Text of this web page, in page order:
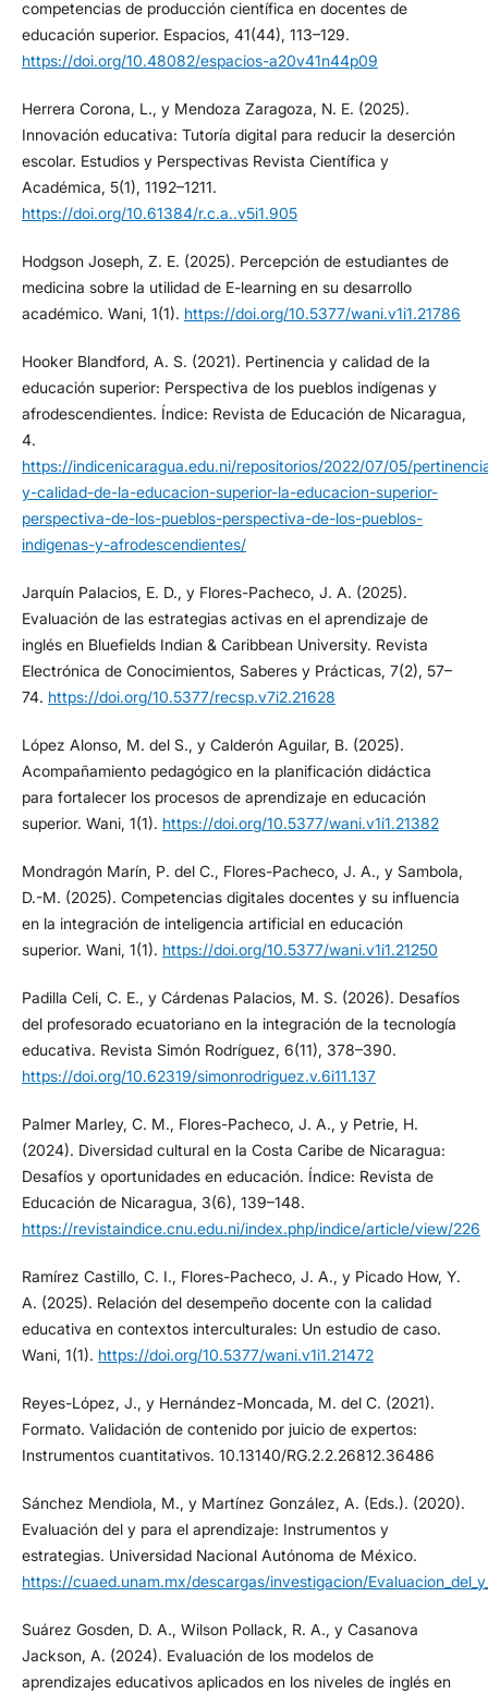
competencias de producción científica en docentes de
educación superior. Espacios, 41(44), 113–129.
https://doi.org/10.48082/espacios-a20v41n44p09
Herrera Corona, L., y Mendoza Zaragoza, N. E. (2025).
Innovación educativa: Tutoría digital para reducir la deserción
escolar. Estudios y Perspectivas Revista Científica y
Académica, 5(1), 1192–1211.
https://doi.org/10.61384/r.c.a..v5i1.905
Hodgson Joseph, Z. E. (2025). Percepción de estudiantes de
medicina sobre la utilidad de E-learning en su desarrollo
académico. Wani, 1(1). https://doi.org/10.5377/wani.v1i1.21786
Hooker Blandford, A. S. (2021). Pertinencia y calidad de la
educación superior: Perspectiva de los pueblos indígenas y
afrodescendientes. Índice: Revista de Educación de Nicaragua,
4.
https://indicenicaragua.edu.ni/repositorios/2022/07/05/
y-calidad-de-la-educacion-superior-la-educacion-superior-
perspectiva-de-los-pueblos-perspectiva-de-los-pueblos-
indigenas-y-afrodescendientes/
Jarquín Palacios, E. D., y Flores-Pacheco, J. A. (2025).
Evaluación de las estrategias activas en el aprendizaje de
inglés en Bluefields Indian & Caribbean University. Revista
Electrónica de Conocimientos, Saberes y Prácticas, 7(2), 57–
74. https://doi.org/10.5377/recsp.v7i2.21628
López Alonso, M. del S., y Calderón Aguilar, B. (2025).
Acompañamiento pedagógico en la planificación didáctica
para fortalecer los procesos de aprendizaje en educación
superior. Wani, 1(1). https://doi.org/10.5377/wani.v1i1.21382
Mondragón Marín, P. del C., Flores-Pacheco, J. A., y Sambola,
D.-M. (2025). Competencias digitales docentes y su influencia
en la integración de inteligencia artificial en educación
superior. Wani, 1(1). https://doi.org/10.5377/wani.v1i1.21250
Padilla Celi, C. E., y Cárdenas Palacios, M. S. (2026). Desafíos
del profesorado ecuatoriano en la integración de la tecnología
educativa. Revista Simón Rodríguez, 6(11), 378–390.
https://doi.org/10.62319/simonrodriguez.v.6i11.137
Palmer Marley, C. M., Flores-Pacheco, J. A., y Petrie, H.
(2024). Diversidad cultural en la Costa Caribe de Nicaragua:
Desafíos y oportunidades en educación. Índice: Revista de
Educación de Nicaragua, 3(6), 139–148.
https://revistaindice.cnu.edu.ni/index.php/indice/article/view/226
Ramírez Castillo, C. I., Flores-Pacheco, J. A., y Picado How, Y.
A. (2025). Relación del desempeño docente con la calidad
educativa en contextos interculturales: Un estudio de caso.
Wani, 1(1). https://doi.org/10.5377/wani.v1i1.21472
Reyes-López, J., y Hernández-Moncada, M. del C. (2021).
Formato. Validación de contenido por juicio de expertos:
Instrumentos cuantitativos. 10.13140/RG.2.2.26812.36486
Sánchez Mendiola, M., y Martínez González, A. (Eds.). (2020).
Evaluación del y para el aprendizaje: Instrumentos y
estrategias. Universidad Nacional Autónoma de México.
https://cuaed.unam.mx/descargas/investigacion/
Suárez Gosden, D. A., Wilson Pollack, R. A., y Casanova
Jackson, A. (2024). Evaluación de los modelos de
aprendizajes educativos aplicados en los niveles de inglés en